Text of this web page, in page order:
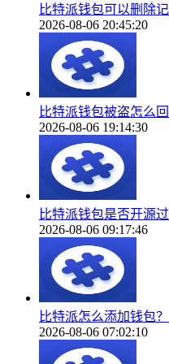
比特派钱包可以删除
2026-08-06 20:45:20
比特派钱包被盗怎么
2026-08-06 19:14:30
比特派钱包是否开源
2026-08-06 09:17:46
比特派怎么添加钱包
2026-08-06 07:02:10